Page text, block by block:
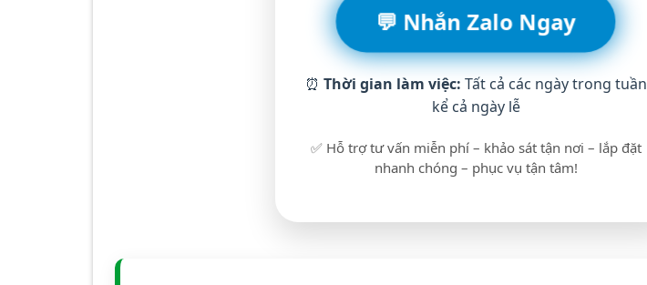
💬 Nhắn Zalo Ngay
⏰ Thời gian làm việc: Tất cả các ngày trong tuần
kể cả ngày lễ
✅ Hỗ trợ tư vấn miễn phí – khảo sát tận nơi – lắp đặt
nhanh chóng – phục vụ tận tâm!